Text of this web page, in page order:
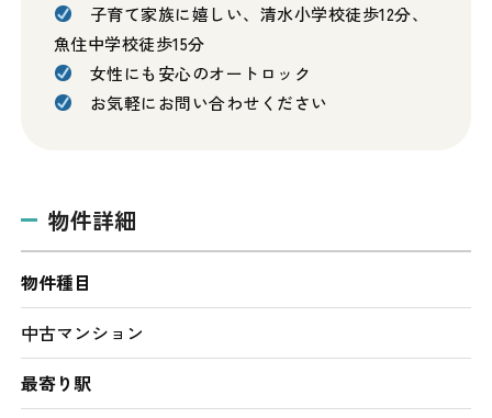
子育て家族に嬉しい、清水小学校徒歩12分、
魚住中学校徒歩15分
女性にも安心のオートロック
お気軽にお問い合わせください
物件詳細
物件種目
中古マンション
最寄り駅